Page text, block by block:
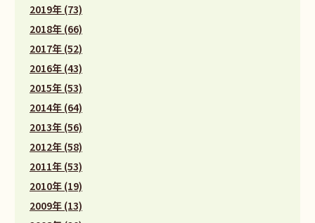
2019年 (73)
2018年 (66)
2017年 (52)
2016年 (43)
2015年 (53)
2014年 (64)
2013年 (56)
2012年 (58)
2011年 (53)
2010年 (19)
2009年 (13)